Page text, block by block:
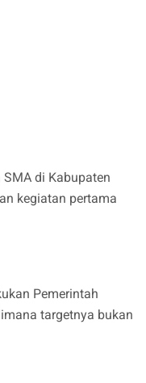
di Kabupaten
kegiatan pertama
Pemerintah
targetnya bukan